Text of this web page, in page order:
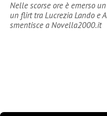
Nelle scorse ore è emerso
un flirt tra Lucrezia Lando e
smentisce a Novella2000.it